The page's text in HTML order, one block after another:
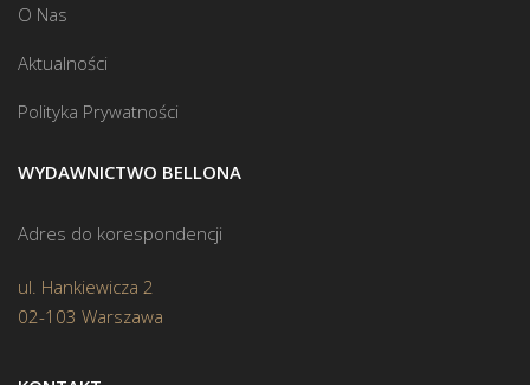
O Nas
Aktualności
Polityka Prywatności
WYDAWNICTWO BELLONA
Adres do korespondencji
ul. Hankiewicza 2
02-103 Warszawa